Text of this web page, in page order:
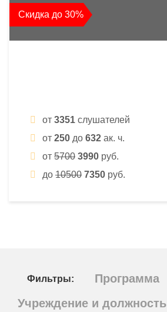
Скидка до 30%
от 3351 слушателей
от 250 до 632 ак. ч.
от 5700 3990 руб.
до 10500 7350 руб.
Фильтры:
Программа
Учреждение и должность